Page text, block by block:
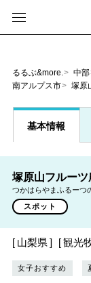
るるぶ&more. 中部
南アルプス市
塚原
基本情報
塚原山フルー
つかはらやまふるーつ
スポット
山梨県 観光
女子おすすめ